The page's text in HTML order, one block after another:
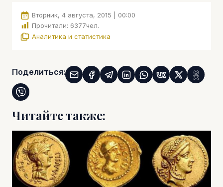
Вторник, 4 августа, 2015 | 00:00
Прочитали: 6377чел.
Аналитика и статистика
Поделиться:
Читайте также: